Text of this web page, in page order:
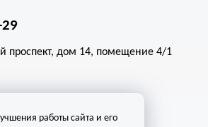
проспект, дом 14, помещение 4/1
работы сайта и его